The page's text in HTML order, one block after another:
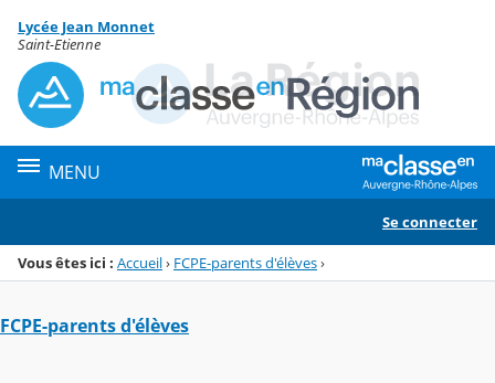
Menu de la rubrique
Contenu
Lycée Jean Monnet
Saint-Etienne
MENU
Se connecter
Vous êtes ici : Accueil› FCPE-parents d'élèves›
FCPE-parents d'élèves